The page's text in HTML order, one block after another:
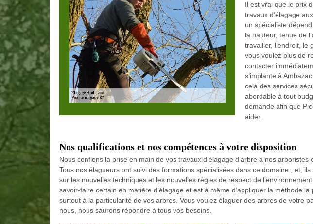
Il est vrai que le prix
travaux d’élagage
un spécialiste
la hauteur, tenue de
travailler, l’endroit, le
vous voulez plus de
contacter
s’implante à
cela des services
abordable à tout
demande afin que
aider.
Nos qualifications et nos compétences à votre disposition
Nous confions la prise en main de vos travaux d’élagage d’arbre à nos arboristes
Tous nos élagueurs ont suivi des formations spécialisées dans ce domaine ; et,
sur les nouvelles techniques et les nouvelles règles de respect de
savoir-faire certain en matière d’élagage et est à même d’appliquer la méthode la
surtout à la particularité de vos arbres. Vous voulez élaguer des arbres de votre
nous, nous saurons répondre à tous vos besoins.